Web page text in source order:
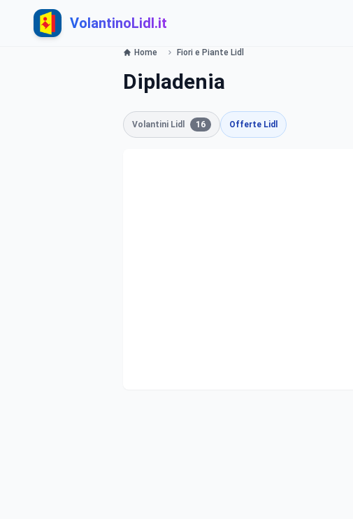
VolantinoLidl.it
Home Fiori e Piante Lidl
Dipladenia
Volantini Lidl 16 Offerte Lidl